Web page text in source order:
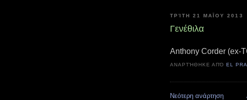
ΤΡΊΤΗ 21 ΜΑΪ́ΟΥ 2013
Γενέθιλα
Anthony Corder (ex-
ΑΝΑΡΤΉΘΗΚΕ ΑΠΌEL
Νεότερη ανάρτηση